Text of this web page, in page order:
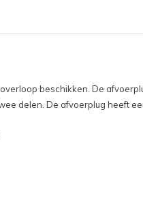
beschikken. De
delen. De afvoerplug heeft